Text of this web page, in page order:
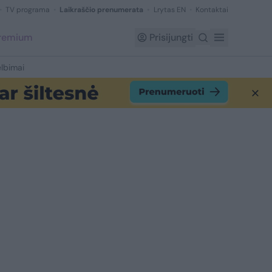
TV programa Laikraščio prenumerata Lrytas EN Kontaktai
Prisijungti